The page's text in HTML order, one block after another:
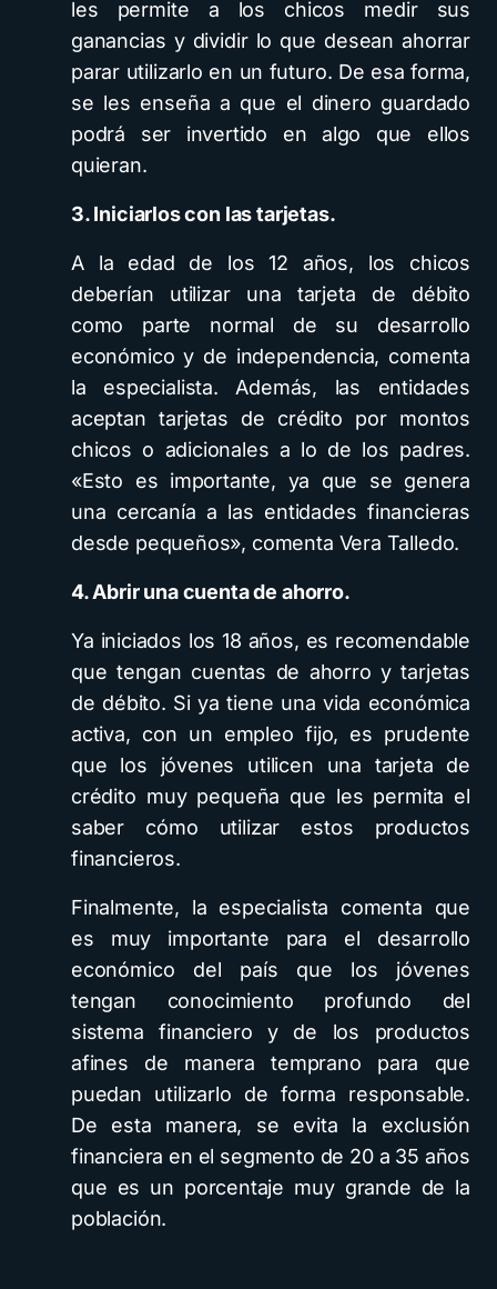
les permite a los chicos medir sus
ganancias y dividir lo que desean ahorrar
parar utilizarlo en un futuro. De esa forma,
se les enseña a que el dinero guardado
podrá ser invertido en algo que ellos
quieran.
3. Iniciarlos con las tarjetas.
A la edad de los 12 años, los chicos
deberían utilizar una tarjeta de débito
como parte normal de su desarrollo
económico y de independencia, comenta
la especialista. Además, las entidades
aceptan tarjetas de crédito por montos
chicos o adicionales a lo de los padres.
«Esto es importante, ya que se genera
una cercanía a las entidades financieras
desde pequeños», comenta Vera Talledo.
4. Abrir una cuenta de ahorro.
Ya iniciados los 18 años, es recomendable
que tengan cuentas de ahorro y tarjetas
de débito. Si ya tiene una vida económica
activa, con un empleo fijo, es prudente
que los jóvenes utilicen una tarjeta de
crédito muy pequeña que les permita el
saber cómo utilizar estos productos
financieros.
Finalmente, la especialista comenta que
es muy importante para el desarrollo
económico del país que los jóvenes
tengan conocimiento profundo del
sistema financiero y de los productos
afines de manera temprano para que
puedan utilizarlo de forma responsable.
De esta manera, se evita la exclusión
financiera en el segmento de 20 a 35 años
que es un porcentaje muy grande de la
población.